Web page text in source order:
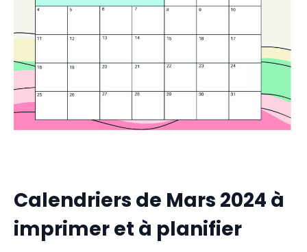
Calendriers de Mars 2024 à
imprimer et à planifier